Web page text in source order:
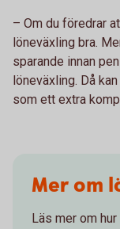
– Om du föredrar
löneväxling bra.
sparande innan
löneväxling. Då
som ett extra
Mer om
Läs mer om